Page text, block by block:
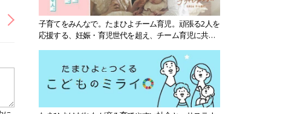
子育てをみんなで。たまひよチーム育児。頑張る2人を
応援する、妊娠・育児世代を超え、チーム育児に共感